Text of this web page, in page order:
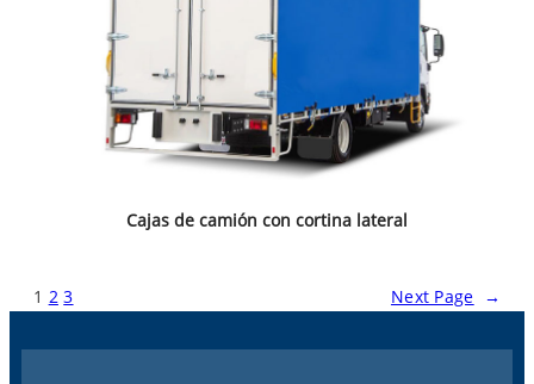
Cajas de camión con cortina lateral
1 2 3 Next Page →